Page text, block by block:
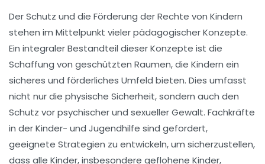
Der Schutz und die Förderung der Rechte von Kindern
stehen im Mittelpunkt vieler pädagogischer Konzepte.
Ein integraler Bestandteil dieser Konzepte ist die
Schaffung von geschützten Raumen, die Kindern ein
sicheres und förderliches Umfeld bieten. Dies umfasst
nicht nur die physische Sicherheit, sondern auch den
Schutz vorpsychischerund sexueller Gewalt. Fachkräfte
in der Kinder- und Jugendhilfe sind gefordert,
geeignete Strategien zu entwickeln, um sicherzustellen,
dass alle Kinder, insbesondere geflohene Kinder,